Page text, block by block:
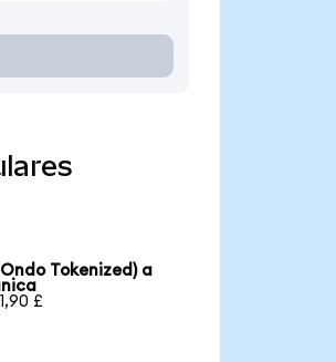
Tokenized) a
£